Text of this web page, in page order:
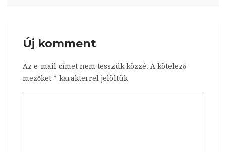
Új komment
Az e-mail címet nem tesszük közzé. A kötelező
mezőket * karakterrel jelöltük